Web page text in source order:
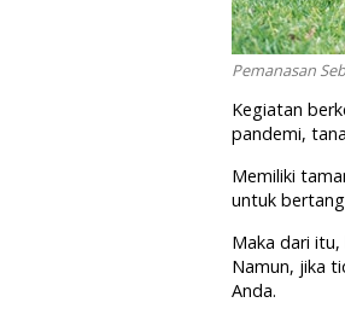
Pemanasan
Kegiatan
pandemi,
Memiliki
untuk
Maka dari
Namun, jika
Anda.